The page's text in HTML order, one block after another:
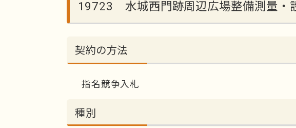
19723 水城西門跡周辺広場整備測量・
契約の方法
指名競争入札
種別